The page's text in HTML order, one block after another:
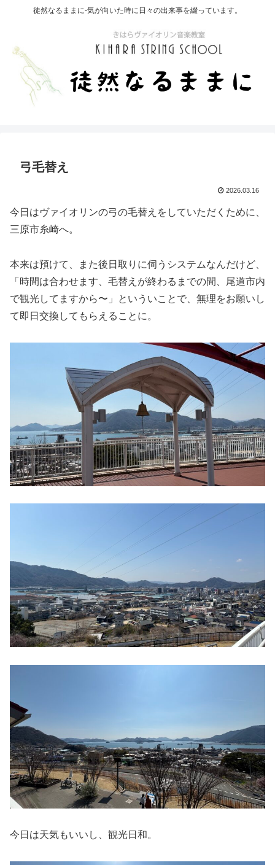
徒然なるままに-気が向いた時に日々の出来事を綴っています。
弓毛替え
2026.03.16
今日はヴァイオリンの弓の毛替えをしていただくために、
三原市糸崎へ。
本来は預けて、また後日取りに伺うシステムなんだけど、
「時間は合わせます、毛替えが終わるまでの間、尾道市内
で観光してますから〜」といういことで、無理をお願いし
て即日交換してもらえることに。
今日は天気もいいし、観光日和。